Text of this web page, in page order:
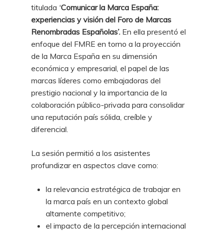
titulada ‘Comunicar la Marca España:
experiencias y visión del Foro de Marcas
Renombradas Españolas’. En ella presentó el
enfoque del FMRE en torno a la proyección
de la Marca España en su dimensión
económica y empresarial, el papel de las
marcas líderes como embajadoras del
prestigio nacional y la importancia de la
colaboración público-privada para consolidar
una reputación país sólida, creíble y
diferencial.
La sesión permitió a los asistentes
profundizar en aspectos clave como:
la relevancia estratégica de trabajar en
la marca país en un contexto global
altamente competitivo;
el impacto de la percepción internacional